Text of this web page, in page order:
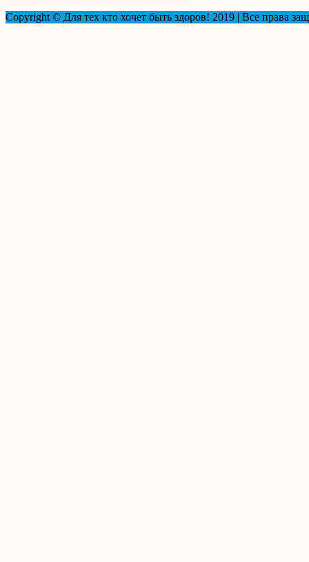
Copyright © Для тех кто хочет быть здоров! 2019 | Все права